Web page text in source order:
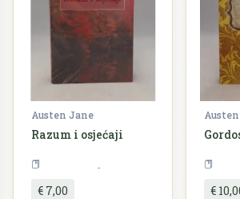
Austen Jane
Razum i osjećaji
€ 7,00 €